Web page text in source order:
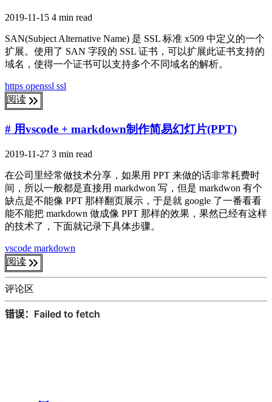
2019-11-15 4 min read
SAN(Subject Alternative Name) 是 SSL 标准 x509 中定义的一个
扩展。使用了 SAN 字段的 SSL 证书，可以扩展此证书支持的
域名，使得一个证书可以支持多个不同域名的解析。
https openssl ssl
阅读
# 用vscode + markdown制作简易幻灯片(PPT)
2019-11-27 3 min read
在公司里经常做技术分享，如果用 PPT 来做的话非常耗费时
间，所以一般都是直接用 markdwon 写，但是 markdwon 有个
缺点是不能像 PPT 那样翻页展示，于是就 google 了一番看看
能不能把 markdown 做成像 PPT 那样的效果，果然已经有这样
的技术了，下面就记录下具体步骤。
vscode markdown
阅读
评论区